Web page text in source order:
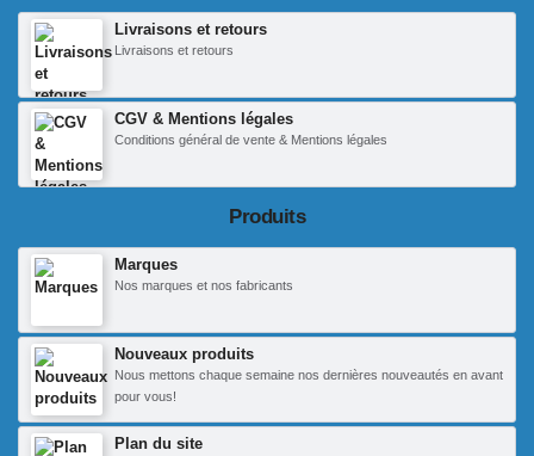
Livraisons et retours
Livraisons et retours
CGV & Mentions légales
Conditions général de vente & Mentions légales
Produits
Marques
Nos marques et nos fabricants
Nouveaux produits
Nous mettons chaque semaine nos dernières nouveautés en avant
pour vous!
Plan du site